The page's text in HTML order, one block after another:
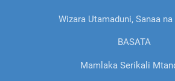
Wizara Utamaduni, Sanaa
BASATA
Mamlaka Serikali